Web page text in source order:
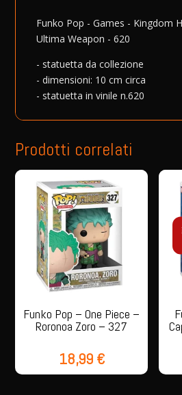
Hearts
Ultima
Weapon
-
quantità
t
Funko Pop - Games - Kingdom
Ultima Weapon - 620
- statuetta da collezione
- dimensioni: 10 cm circa
- statuetta in vinile n.620
Prodotti correlati
Funko Pop – One Piece –
Roronoa Zoro – 327
18,99 €